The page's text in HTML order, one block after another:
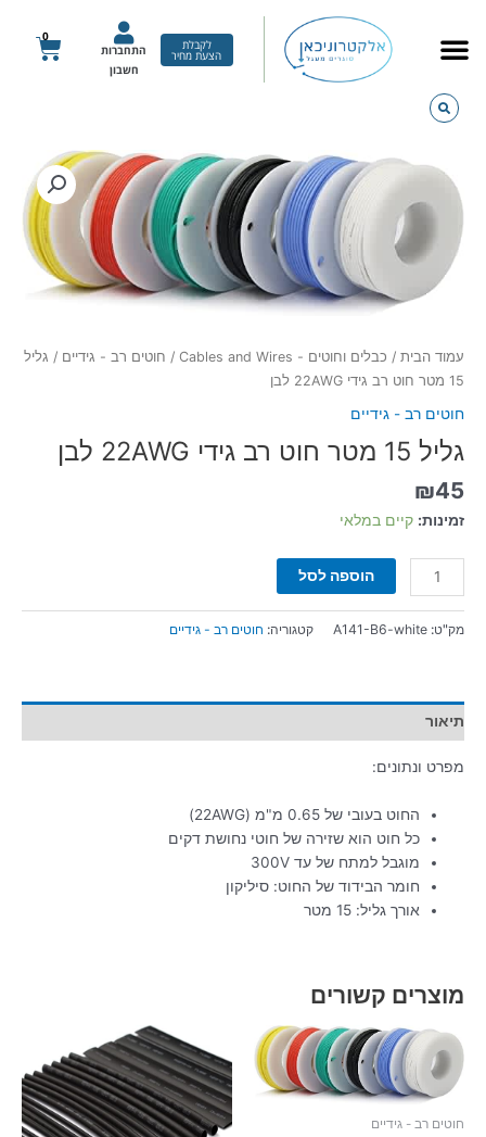
לקבלת
הצעת מחיר
התחברות
חשבון
0
עגלת
עמוד הבית / כבלים וחוטים - Cables and Wires / חוטים רב - גידיים / גליל
15 מטר חוט רב גידי 22AWG לבן
חוטים רב - גידיים
גליל 15 מטר חוט רב גידי 22AWG לבן
₪45
זמינות: קיים במלאי
של
גליל
15
מטר
חוט
22AWG
לבן
הוספה לסל
מק"ט: A141-B6-white קטגוריה: חוטים רב - גידיים
תיאור
מפרט ונתונים:
החוט בעובי של 0.65 מ"מ (22AWG)
כל חוט הוא שזירה של חוטי נחושת דקים
מוגבל למתח של עד 300V
חומר הבידוד של החוט: סיליקון
אורך גליל: 15 מטר
מוצרים קשורים
חוטים רב - גידיים